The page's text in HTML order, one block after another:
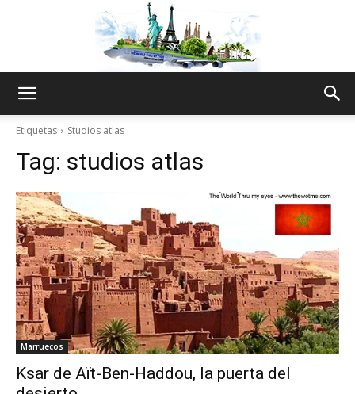
Thru
Etiquetas Studios atlas
Tag: studios atlas
Marruecos
Ksar de Aït-Ben-Haddou, la puerta del